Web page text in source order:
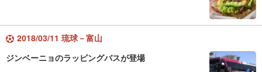
2018/03/11 琉球－富山
ジンベーニョのラッピングバスが登場